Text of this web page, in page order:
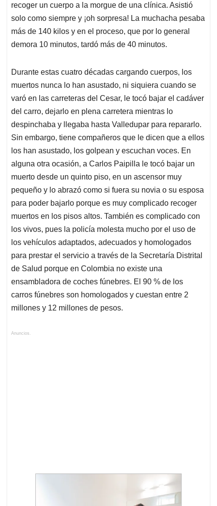
recoger un cuerpo a la morgue de una clínica. Asistió
solo como siempre y ¡oh sorpresa! La muchacha pesaba
más de 140 kilos y en el proceso, que por lo general
demora 10 minutos, tardó más de 40 minutos.
Durante estas cuatro décadas cargando cuerpos, los
muertos nunca lo han asustado, ni siquiera cuando se
varó en las carreteras del Cesar, le tocó bajar el cadáver
del carro, dejarlo en plena carretera mientras lo
despinchaba y llegaba hasta Valledupar para repararlo.
Sin embargo, tiene compañeros que le dicen que a ellos
los han asustado, los golpean y escuchan voces. En
alguna otra ocasión, a Carlos Paipilla le tocó bajar un
muerto desde un quinto piso, en un ascensor muy
pequeño y lo abrazó como si fuera su novia o su esposa
para poder bajarlo porque es muy complicado recoger
muertos en los pisos altos. También es complicado con
los vivos, pues la policía molesta mucho por el uso de
los vehículos adaptados, adecuados y homologados
para prestar el servicio a través de la Secretaría Distrital
de Salud porque en Colombia no existe una
ensambladora de coches fúnebres. El 90 % de los
carros fúnebres son homologados y cuestan entre 2
millones y 12 millones de pesos.
Anuncios.